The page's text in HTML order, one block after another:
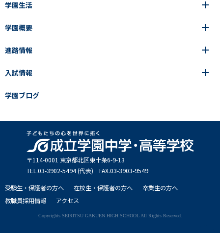
6年間の一貫教育
中学校
高等学校
成立メソッド
教科指導の特徴
卒業生の声
中学校
成立メソッド
卒業生の声
成立学園ならではの教育
見える学力×見えない学力
学園生活
年間行事
施設紹介
制服
学園ブログ
学園概要
学園の歩み
アクセス
進路情報
進路・進学
入試情報
中学入試Q&A
入試結果
説明会・イベント日程
出願方法・募集要項
学園ブログ
〒114-0001 東京都北区東⼗条6-9-13
TEL.03-3902-5494 (代表) FAX.03-3903-9549
受験生・保護者の方へ
在校生・保護者の方へ
卒業生の方へ
教職員採用情報
アクセス
Copyrights SEIRITSU GAKUEN HIGH SCHOOL All Rights Reserved.